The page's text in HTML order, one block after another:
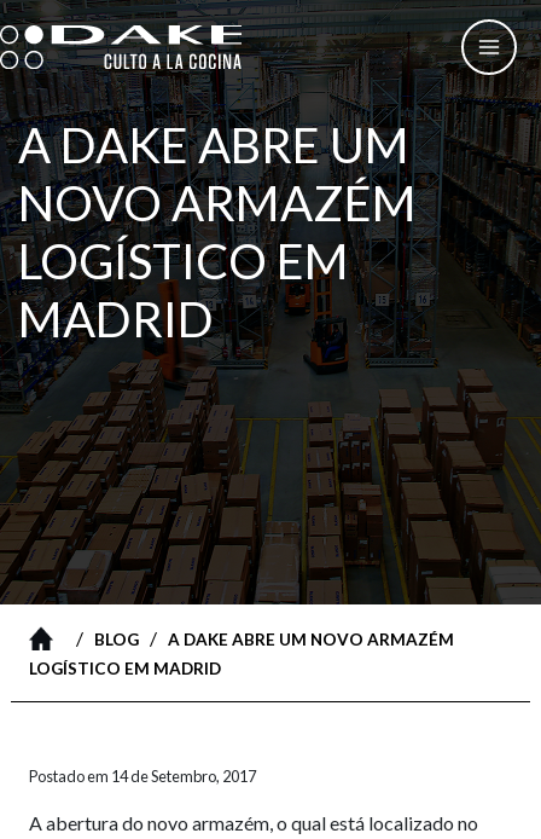
Skip
to
content
A DAKE ABRE UM
NOVO ARMAZÉM
LOGÍSTICO EM
MADRID
/ BLOG/ A DAKE ABRE UM NOVO ARMAZÉM
LOGÍSTICO EM MADRID
Postado em 14 de Setembro, 2017
A abertura do novo armazém, o qual está localizado no